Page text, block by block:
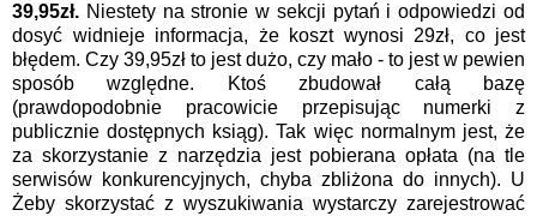
39,95zł. Niestety na stronie w sekcji pytań i odpowiedzi od
dosyć widnieje informacja, że koszt wynosi 29zł, co jest
błędem. Czy 39,95zł to jest dużo, czy mało - to jest w pewien
sposób względne. Ktoś zbudował całą bazę
(prawdopodobnie pracowicie przepisując numerki z
publicznie dostępnych ksiąg). Tak więc normalnym jest, że
za skorzystanie z narzędzia jest pobierana opłata (na tle
serwisów konkurencyjnych, chyba zbliżona do innych). U
Żeby skorzystać z wyszukiwania wystarczy zarejestrować